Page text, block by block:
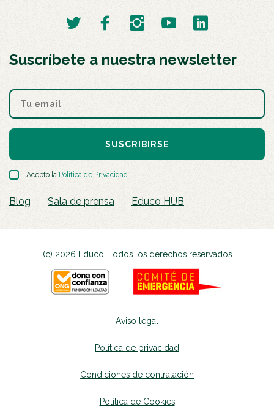
Suscríbete a nuestra newsletter
SUSCRIBIRSE
Acepto la Política de Privacidad.
Blog Sala de prensa Educo HUB
(c) 2026 Educo. Todos los derechos reservados
Aviso legal
Política de privacidad
Condiciones de contratación
Política de Cookies